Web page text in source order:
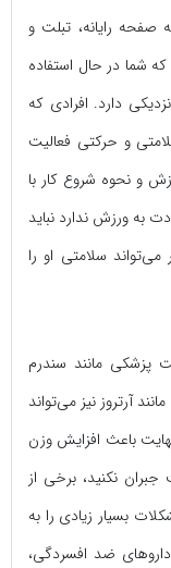
رایانه، تبلت و
شما در حال استفاده
دارد. افرادی که
و حرکتی فعالیت
و نحوه شروع کار با
ورزش ندارد نباید
سلامتی‌ او را
پزشکی‌ مانند سندرم
آرتروز نیز می‌تواند
باعث افزایش وزن‌
نکنید، برخی از
بسیار زیادی را به
ضد افسردگی،